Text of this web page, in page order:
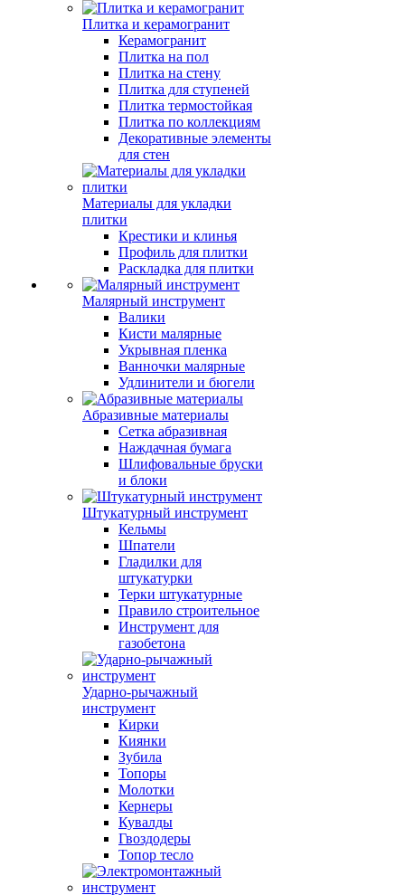
Плитка и керамогранит
Керамогранит
Плитка на пол
Плитка на стену
Плитка для ступеней
Плитка термостойкая
Плитка по коллекциям
Декоративные элементы
для стен
Материалы для укладки
плитки
Крестики и клинья
Профиль для плитки
Раскладка для плитки
Малярный инструмент
Валики
Кисти малярные
Укрывная пленка
Ванночки малярные
Удлинители и бюгели
Абразивные материалы
Сетка абразивная
Наждачная бумага
Шлифовальные бруски
и блоки
Штукатурный инструмент
Кельмы
Шпатели
Гладилки для
штукатурки
Терки штукатурные
Правило строительное
Инструмент для
газобетона
Ударно-рычажный
инструмент
Кирки
Киянки
Зубила
Топоры
Молотки
Кернеры
Кувалды
Гвоздодеры
Топор тесло